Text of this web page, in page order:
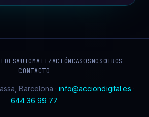
AUTOMATIZACIÓN CASOS NOSOTROS
CONTACTO
Barcelona · info@acciondigital.es ·
644 36 99 77